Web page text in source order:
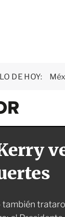
LO DE HOY:
E
x
e
s
i
r